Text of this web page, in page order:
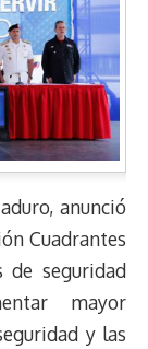
anunció
Cuadrantes
de seguridad
mayor
y las